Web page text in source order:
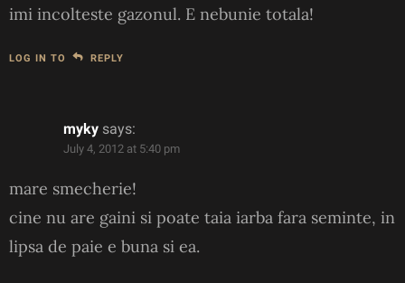
imi incolteste gazonul. E nebunie totala!
LOG IN TO REPLY
myky says:
July 4, 2012 at 5:40 pm
mare smecherie!
cine nu are gaini si poate taia iarba fara seminte, in
lipsa de paie e buna si ea.